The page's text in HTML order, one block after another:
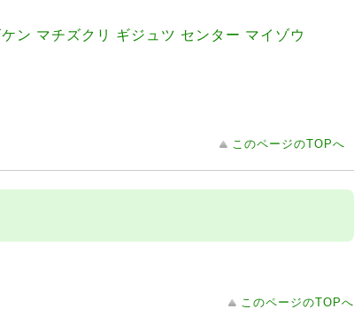
ン マチズクリ ギジュツ センター マイゾウ
このページのTOPへ
このページのTOPへ